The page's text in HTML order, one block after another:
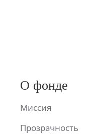
О фонде
Миссия
Прозрачность